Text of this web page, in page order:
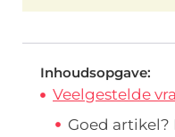
Inhoudsopgave:
Veelgestelde
Goed artikel?